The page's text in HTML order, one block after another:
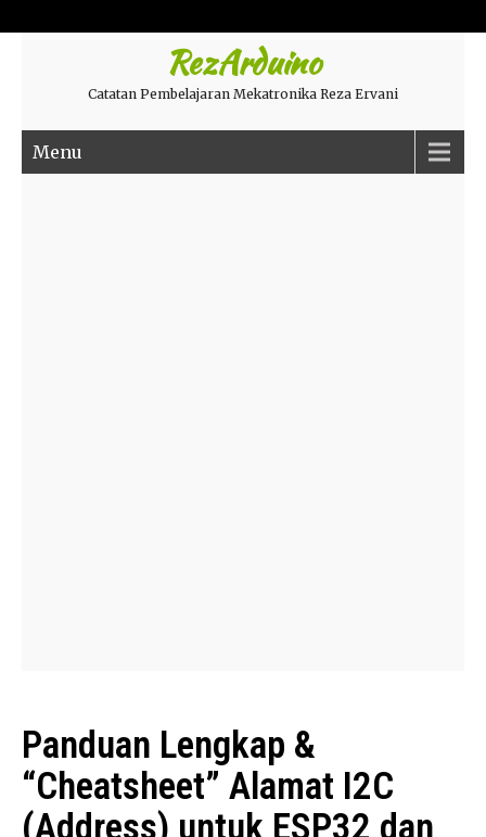
RezArduino
Catatan Pembelajaran Mekatronika Reza Ervani
Menu
Panduan Lengkap &
“Cheatsheet” Alamat I2C
(Address) untuk ESP32 dan